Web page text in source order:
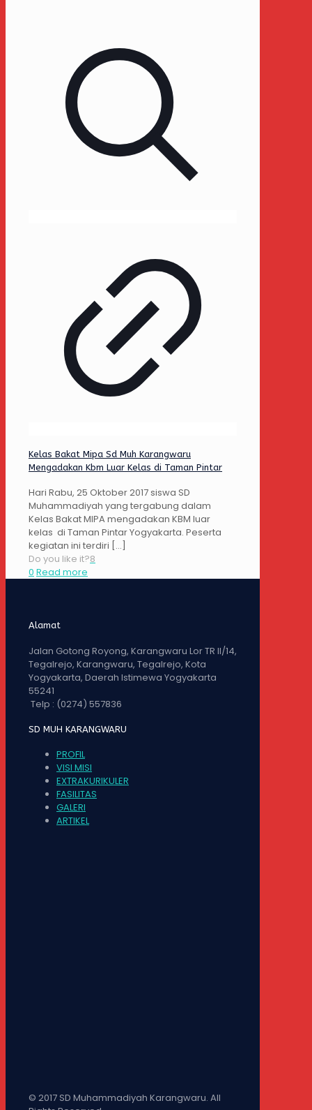
Kelas Bakat Mipa Sd Muh Karangwaru
Mengadakan Kbm Luar Kelas di Taman Pintar
Hari Rabu, 25 Oktober 2017 siswa SD
Muhammadiyah yang tergabung dalam
Kelas Bakat MIPA mengadakan KBM luar
kelas di Taman Pintar Yogyakarta. Peserta
kegiatan ini terdiri […]
Do you like it?8
0 Read more
Alamat
Jalan Gotong Royong, Karangwaru Lor TR II/14,
Tegalrejo, Karangwaru, Tegalrejo, Kota
Yogyakarta, Daerah Istimewa Yogyakarta
55241
Telp : (0274) 557836
SD MUH KARANGWARU
PROFIL
VISI MISI
EXTRAKURIKULER
FASILITAS
GALERI
ARTIKEL
© 2017 SD Muhammadiyah Karangwaru. All